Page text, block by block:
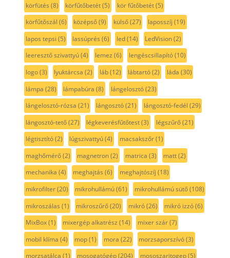
körfütés (8) körfűtőbetét(5) kör fűtőbetét(5)
körfűtőszál (6) középső(9) külső(27) laposszíj (19)
lapos tepsi (5) lassúprés (6) led(14) LedVision(2)
leeresztő szivattyú(4) lemez (6) lengéscsillapító(10)
logo(3) lyuktárcsa (2) láb(12) lábtartó(2) láda (30)
lámpa (28) lámpabúra (8) lángelosztó(23)
lángelosztó-rózsa (21) lángosztó(21) lángosztó-fedél (29)
lángosztó-tető(27) légkeverésfűtőtest(3) légszűrő(21)
légtisztító(2) lúgszivattyú(4) macsakszőr(1)
maghőmérő(2) magnetron(2) matrica (3) matt(2)
mechanika (4) meghajtás (6) meghajtószíj (18)
mikrofilter(20) mikrohullámú(61) mikrohullámú sütő(108)
mikroszálas (1) mikroszűrő(20) mikró(26) mikró izzó(6)
MixBox(1) mixergép alkatrész (14) mixer szár(7)
mobil klíma (4) mop(1) mora (22) morzsaporszívó(3)
morzsatálca (1) mosogatógép(204) mososzaritogep(5)